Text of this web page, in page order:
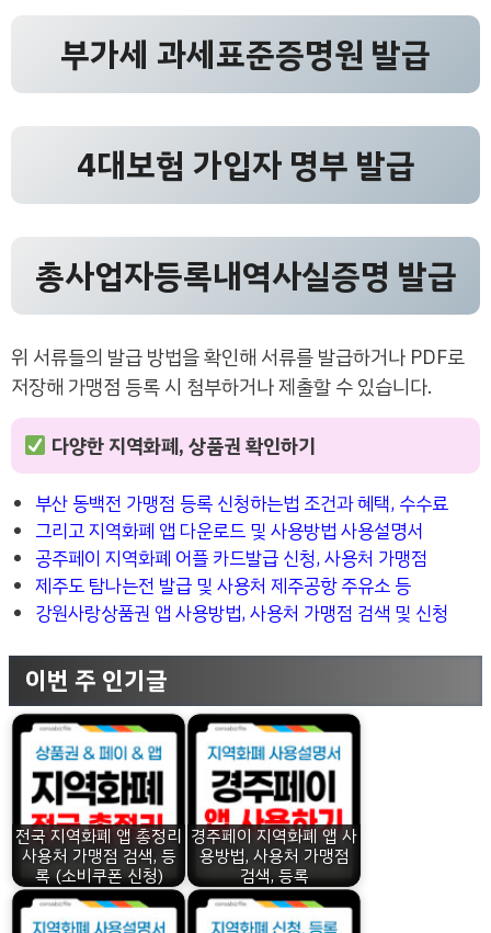
부가세 과세표준증명원 발급
4대보험 가입자 명부 발급
총사업자등록내역사실증명 발급
위 서류들의 발급 방법을 확인해 서류를 발급하거나 PDF로
저장해 가맹점 등록 시 첨부하거나 제출할 수 있습니다.
다양한 지역화폐, 상품권 확인하기
부산 동백전 가맹점 등록 신청하는법 조건과 혜택, 수수료
그리고 지역화폐 앱 다운로드 및 사용방법 사용설명서
공주페이 지역화폐 어플 카드발급 신청, 사용처 가맹점
제주도 탐나는전 발급 및 사용처 제주공항 주유소 등
강원사랑상품권 앱 사용방법, 사용처 가맹점 검색 및 신청
이번 주 인기글
전국 지역화폐 앱 총정리
사용처 가맹점 검색, 등
록 (소비쿠폰 신청)
경주페이 지역화폐 앱 사
용방법, 사용처 가맹점
검색, 등록